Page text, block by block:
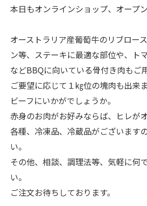
本日もオンラインショップ、オープ
オーストラリア産葡萄牛のリブロー
ン等、ステーキに最適な部位や、ト
などBBQに向いている骨付き肉もご
ご要望に応じて１㎏位の塊肉も出来
ビーフにいかがでしょうか。
赤身のお肉がお好みならば、ヒレが
各種、冷凍品、冷蔵品がございます
い。
その他、相談、調理法等、気軽に何
い。
ご注文お待ちしております。